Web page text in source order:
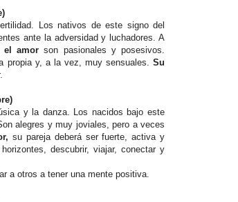
Los nativos de este signo del
ante la adversidad y luchadores. A
el amorson pasionales y posesivos.
propia y, a la vez, muy sensuales. Su
y la danza. Los nacidos bajo este
alegres y muy joviales, pero a veces
su pareja deberá ser fuerte, activa y
descubrir, viajar, conectar y
a otros a tener una mente positiva.